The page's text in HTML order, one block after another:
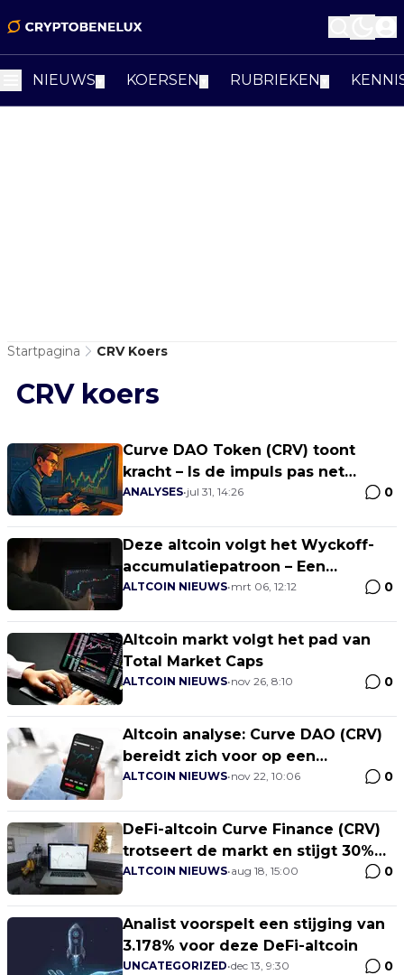
NIEUWS KOERSEN RUBRIEKEN
Startpagina CRV Koers
CRV koers
Curve DAO Token (CRV) toont
kracht – Is de impuls pas net
begonnen?
ANALYSES•jul 31, 14:26 0
Deze altcoin volgt het Wyckoff-
accumulatiepatroon – Een
voorbode voor een flinke stijging?
ALTCOIN NIEUWS•mrt 06, 12:12 0
Altcoin markt volgt het pad van
Total Market Caps
ALTCOIN NIEUWS•nov 26, 8:10 0
Altcoin analyse: Curve DAO (CRV)
bereidt zich voor op een
explosieve uitbraak
ALTCOIN NIEUWS•nov 22, 10:06 0
DeFi-altcoin Curve Finance (CRV)
trotseert de markt en stijgt 30%
door emissiereducties
ALTCOIN NIEUWS•aug 18, 15:00 0
Analist voorspelt een stijging van
3.178% voor deze DeFi-altcoin
UNCATEGORIZED•dec 13, 9:30 0